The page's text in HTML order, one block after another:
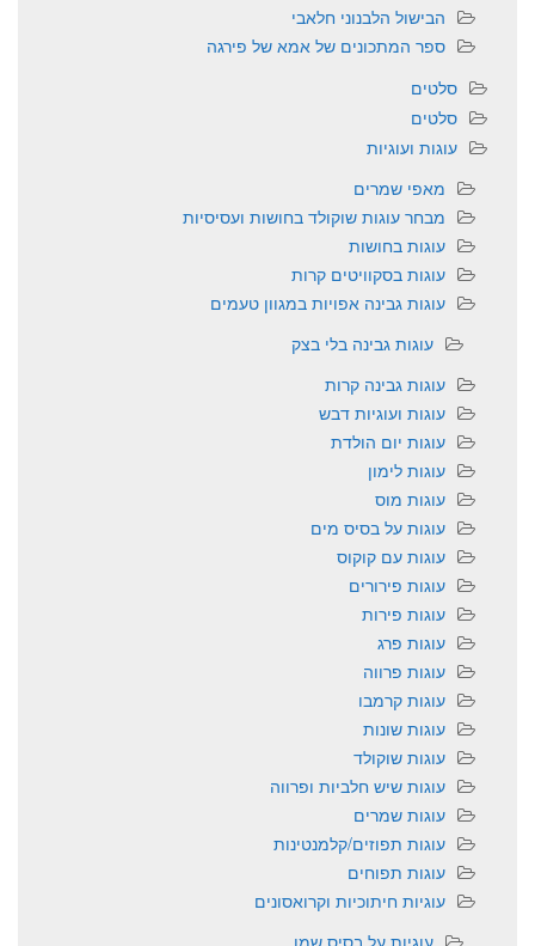
הבישול הלבנוני חלאבי
ספר המתכונים של אמא של פירגה
סלטים
סלטים
עוגות ועוגיות
מאפי שמרים
מבחר עוגות שוקולד בחושות ועסיסיות
עוגות בחושות
עוגות בסקוויטים קרות
עוגות גבינה אפויות במגוון טעמים
עוגות גבינה בלי בצק
עוגות גבינה קרות
עוגות ועוגיות דבש
עוגות יום הולדת
עוגות לימון
עוגות מוס
עוגות על בסיס מים
עוגות עם קוקוס
עוגות פירורים
עוגות פירות
עוגות פרג
עוגות פרווה
עוגות קרמבו
עוגות שונות
עוגות שוקולד
עוגות שיש חלביות ופרווה
עוגות שמרים
עוגות תפוזים/קלמנטינות
עוגות תפוחים
עוגיות חיתוכיות וקרואסונים